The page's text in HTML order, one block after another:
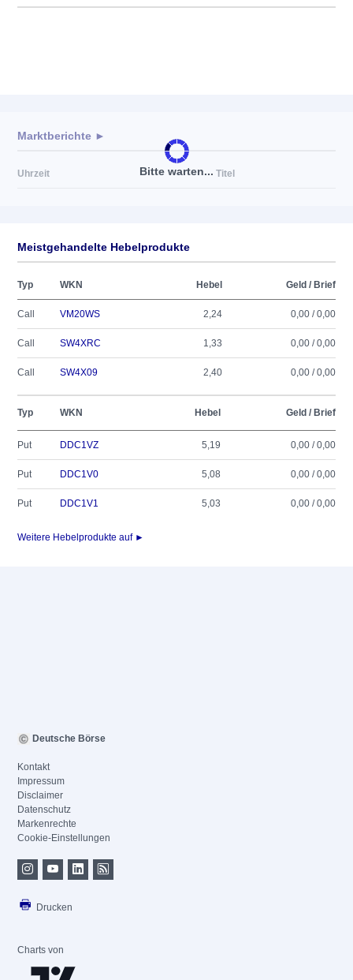
Bitte warten...
Marktberichte ►
Uhrzeit Titel
Meistgehandelte Hebelprodukte
Typ WKN Hebel Geld / Brief
Call VM20WS 2,24 0,00 / 0,00
Call SW4XRC 1,33 0,00 / 0,00
Call SW4X09 2,40 0,00 / 0,00
Typ WKN Hebel Geld / Brief
Put DDC1VZ 5,19 0,00 / 0,00
Put DDC1V0 5,08 0,00 / 0,00
Put DDC1V1 5,03 0,00 / 0,00
Weitere Hebelprodukte auf ►
Deutsche Börse
Kontakt
Impressum
Disclaimer
Datenschutz
Markenrechte
Cookie-Einstellungen
Drucken
Charts von